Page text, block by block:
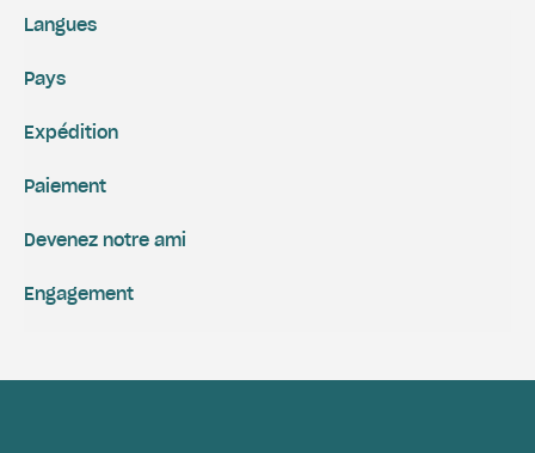
Expédition
Paiement
Engagement
Devenez notre ami
Langues
Pays